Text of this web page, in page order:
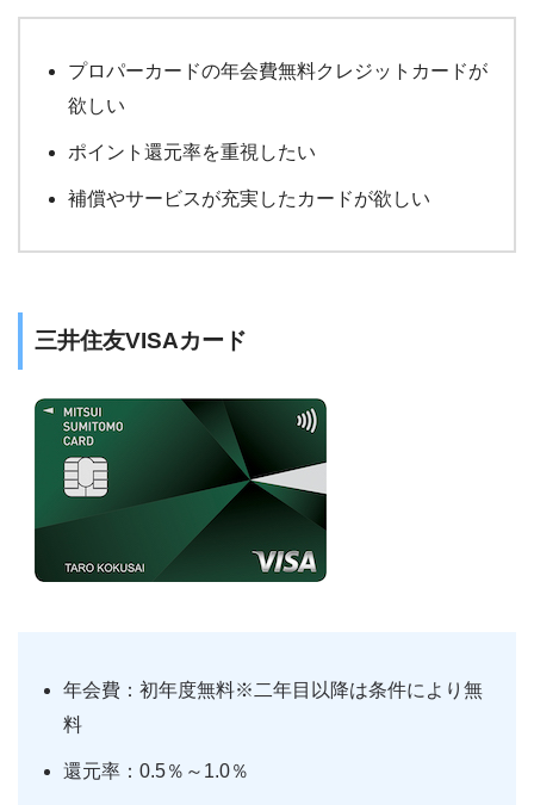
プロパーカードの年会費無料クレジットカードが
欲しい
ポイント還元率を重視したい
補償やサービスが充実したカードが欲しい
三井住友VISAカード
年会費：初年度無料※二年目以降は条件により無
料
還元率：0.5％～1.0％